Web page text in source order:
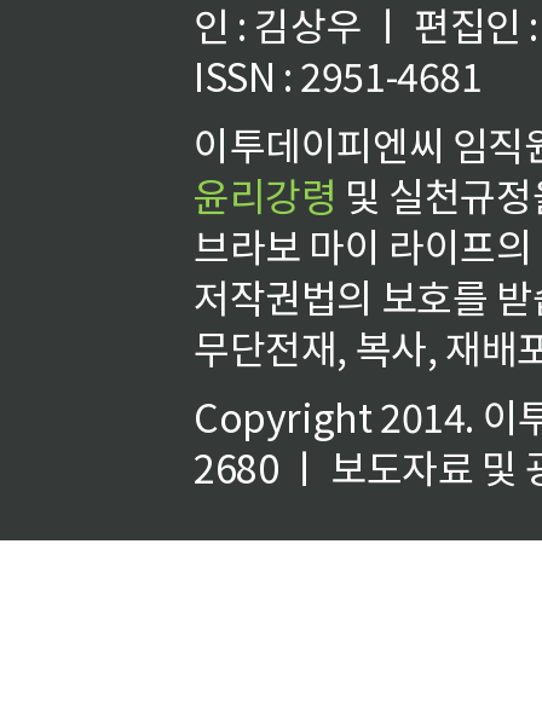
인 : 김상우 ㅣ 편집인
ISSN : 2951-4681
이투데이피엔씨 임
윤리강령 및 실천규
브라보 마이 라이프
저작권법의 보호를
무단전재, 복사, 재배
Copyright 2014. 이
2680 ㅣ 보도자료